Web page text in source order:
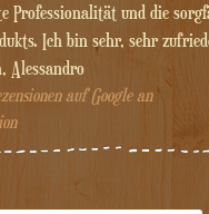
Professionalität und die
Ich bin sehr, sehr
Alessandro
auf Google an